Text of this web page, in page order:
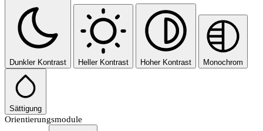
Dunkler Kontrast Heller Kontrast Hoher Kontrast Monochrom
Sättigung
Orientierungsmodule